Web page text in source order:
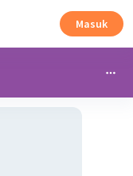
Masuk